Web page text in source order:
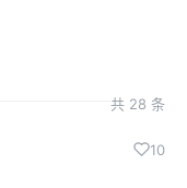
共 28 条
10